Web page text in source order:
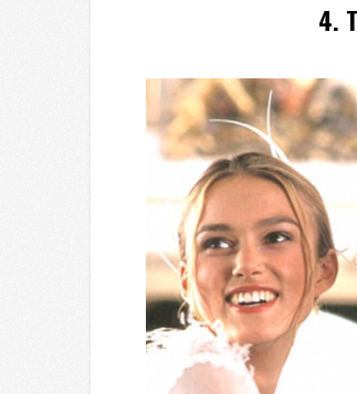
4.